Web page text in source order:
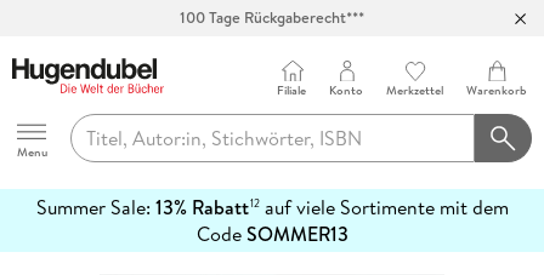
Abholung in über 100 Filialen
Hugendubel
Menu
Filiale Konto Merkzettel Warenkorb
Summer Sale: 13% Rabatt12auf viele Sortimente mit dem
CodeSOMMER13
erfahren